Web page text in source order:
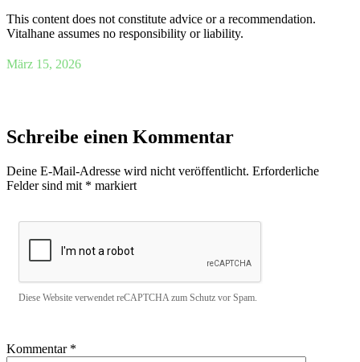
This content does not constitute advice or a recommendation.
Vitalhane assumes no responsibility or liability.
März 15, 2026
Schreibe einen Kommentar
Deine E-Mail-Adresse wird nicht veröffentlicht. Erforderliche
Felder sind mit * markiert
Diese Website verwendet reCAPTCHA zum Schutz vor Spam.
Kommentar *